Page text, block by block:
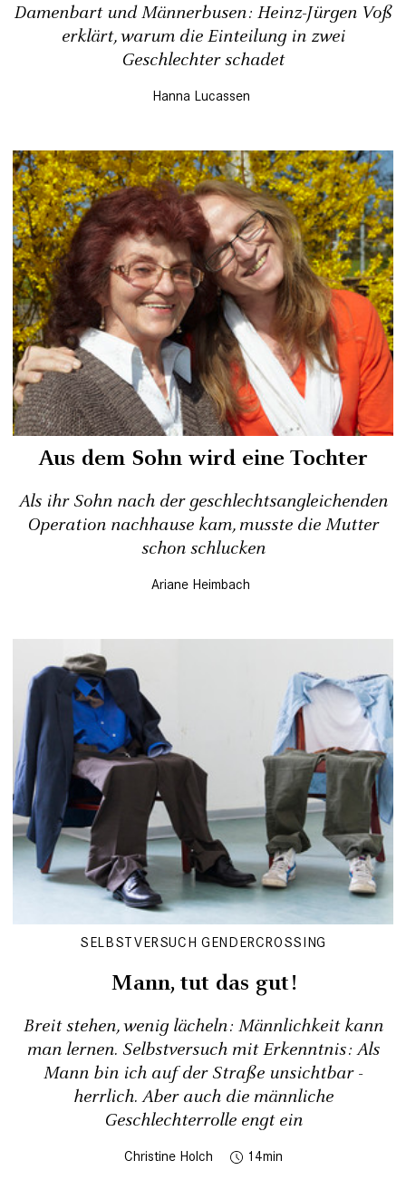
Damenbart und Männer­busen: Heinz-Jürgen Voß
­erklärt, warum die Einteilung in zwei
Geschlechter schadet
Hanna Lucassen
Aus dem Sohn wird eine Tochter
Als ihr Sohn nach der geschlechtsangleichenden
Operation nachhause kam, musste die Mutter
schon schlucken
Ariane Heimbach
SELBSTVERSUCH GENDERCROSSING
Mann, tut das gut!
Breit stehen, wenig lächeln: Männlichkeit kann
man lernen. Selbstversuch mit Erkenntnis: Als
Mann bin ich auf der Straße unsichtbar -
herrlich. Aber auch die männliche
Geschlechterrolle engt ein
Christine Holch 14